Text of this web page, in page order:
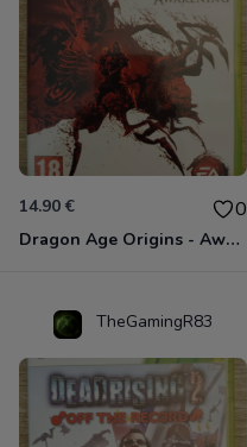
14.90 € 0
Dragon Age Origins - Awakening Xbox 360
TheGamingR83